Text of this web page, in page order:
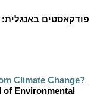
פודקאסטים באנגלית:
Climate Change?
of Environmental